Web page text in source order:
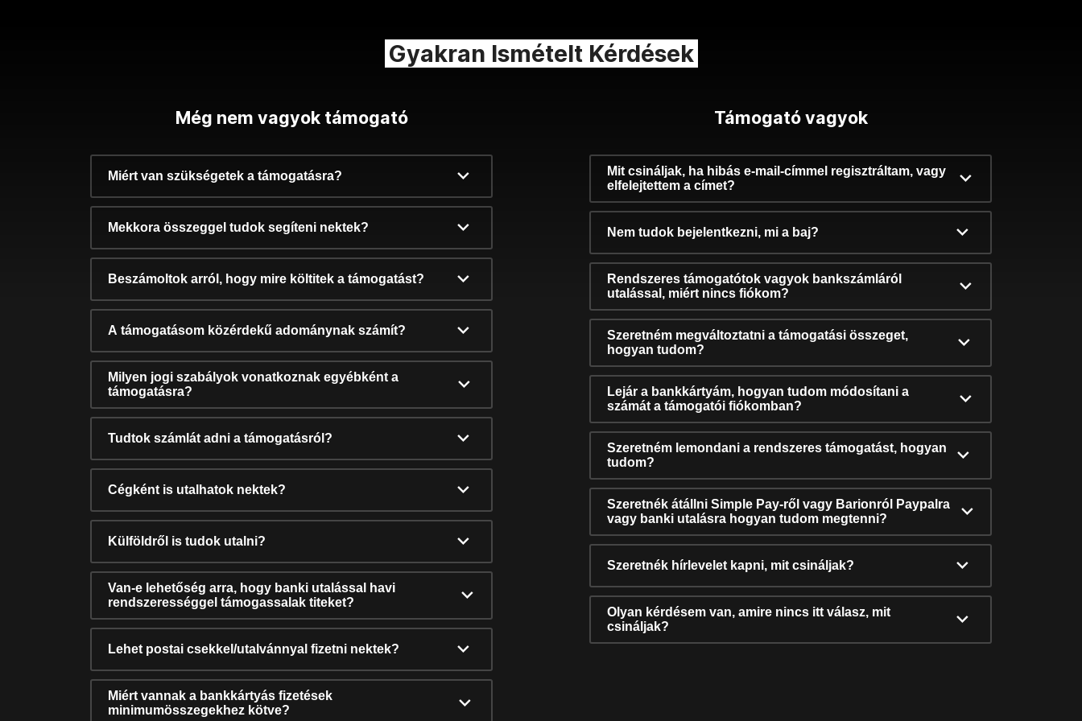
Gyakran Ismételt Kérdések
Még nem vagyok támogató
Miért van szükségetek a támogatásra?
Mekkora összeggel tudok segíteni nektek?
Beszámoltok arról, hogy mire költitek a támogatást?
A támogatásom közérdekű adománynak számít?
Milyen jogi szabályok vonatkoznak egyébként a
támogatásra?
Tudtok számlát adni a támogatásról?
Cégként is utalhatok nektek?
Külföldről is tudok utalni?
Van-e lehetőség arra, hogy banki utalással havi
rendszerességgel támogassalak titeket?
Lehet postai csekkel/utalvánnyal fizetni nektek?
Miért vannak a bankkártyás fizetések
minimumösszegekhez kötve?
Támogató vagyok
Mit csináljak, ha hibás e-mail-címmel regisztráltam, vagy
elfelejtettem a címet?
Nem tudok bejelentkezni, mi a baj?
Rendszeres támogatótok vagyok bankszámláról
utalással, miért nincs fiókom?
Szeretném megváltoztatni a támogatási összeget,
hogyan tudom?
Lejár a bankkártyám, hogyan tudom módosítani a
számát a támogatói fiókomban?
Szeretném lemondani a rendszeres támogatást, hogyan
tudom?
Szeretnék átállni Simple Pay-ről vagy Barionról Paypalra
vagy banki utalásra hogyan tudom megtenni?
Szeretnék hírlevelet kapni, mit csináljak?
Olyan kérdésem van, amire nincs itt válasz, mit
csináljak?